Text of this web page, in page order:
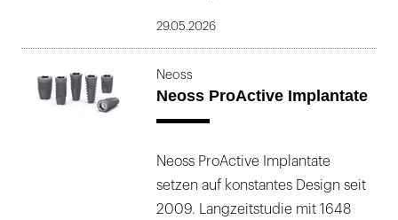
29.05.2026
Neoss
Neoss ProActive Implantate
Neoss ProActive Implantate
setzen auf konstantes Design seit
2009. Langzeitstudie mit 1648